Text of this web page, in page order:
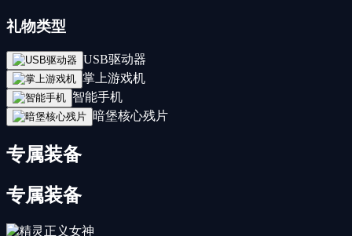
礼物类型
USB驱动器
掌上游戏机
智能手机
暗堡核心残片
专属装备
专属装备